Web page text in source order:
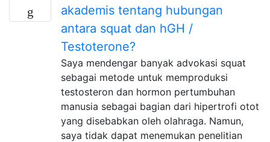
akademis tentang hubungan
antara squat dan hGH /
Testoterone?
Saya mendengar banyak advokasi squat
sebagai metode untuk memproduksi
testosteron dan hormon pertumbuhan
manusia sebagai bagian dari hipertrofi otot
yang disebabkan oleh olahraga. Namun,
saya tidak dapat menemukan penelitian